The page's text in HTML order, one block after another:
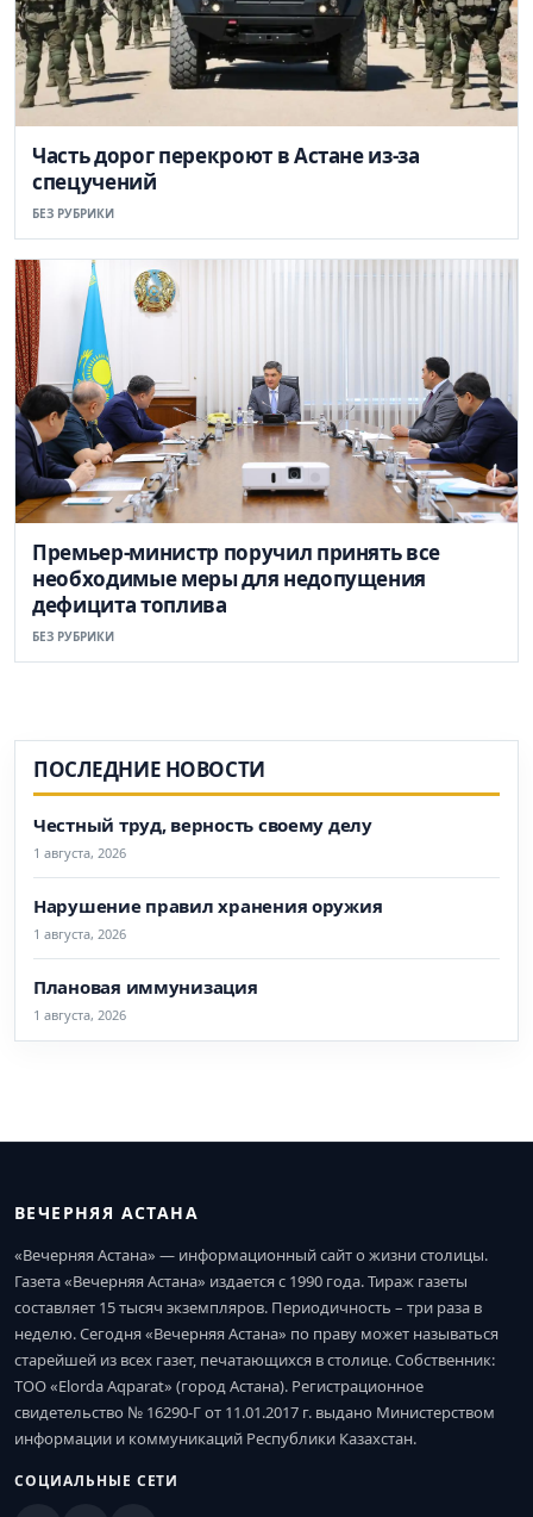
Часть дорог перекроют в Астане из-за
спецучений
БЕЗ РУБРИКИ
Премьер-министр поручил принять все
необходимые меры для недопущения
дефицита топлива
БЕЗ РУБРИКИ
ПОСЛЕДНИЕ НОВОСТИ
Честный труд, верность своему делу
1 августа, 2026
Нарушение правил хранения оружия
1 августа, 2026
Плановая иммунизация
1 августа, 2026
ВЕЧЕРНЯЯ АСТАНА
«Вечерняя Астана» — информационный сайт о жизни столицы.
Газета «Вечерняя Астана» издается с 1990 года. Тираж газеты
составляет 15 тысяч экземпляров. Периодичность – три раза в
неделю. Сегодня «Вечерняя Астана» по праву может называться
старейшей из всех газет, печатающихся в столице. Собственник:
ТОО «Elorda Aqparat» (город Астана). Регистрационное
свидетельство № 16290-Г от 11.01.2017 г. выдано Министерством
информации и коммуникаций Республики Казахстан.
СОЦИАЛЬНЫЕ СЕТИ